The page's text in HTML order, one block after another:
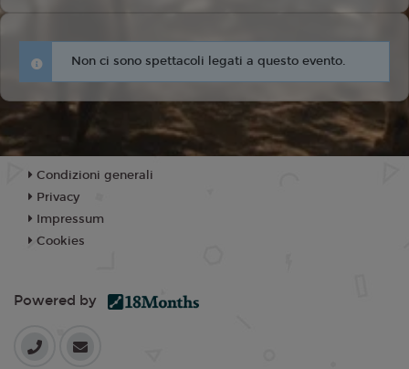
Non ci sono spettacoli legati a questo evento.
Condizioni generali
Privacy
Impressum
Cookies
Powered by